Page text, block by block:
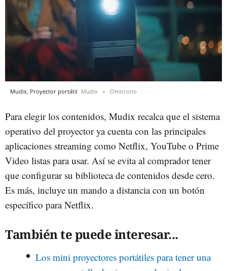
Mudix, Proyector portátil Mudix Omicrono
Para elegir los contenidos, Mudix recalca que el sistema
operativo del proyector ya cuenta con las principales
aplicaciones streaming como Netflix, YouTube o Prime
Video listas para usar. Así se evita al comprador tener
que configurar su biblioteca de contenidos desde cero.
Es más, incluye un mando a distancia con un botón
específico para Netflix.
También te puede interesar...
Los mini proyectores portátiles para tener una